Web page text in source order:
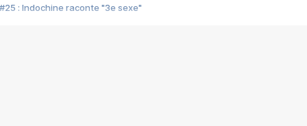
#25 : Indochine raconte "3e sexe"